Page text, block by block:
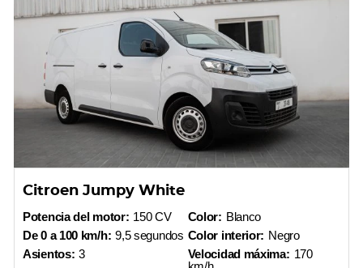
Citroen Jumpy White
Potencia del motor: 150 CV
De 0 a 100 km/h: 9,5 segundos
Asientos: 3
Color: Blanco
Color interior: Negro
Velocidad máxima: 170